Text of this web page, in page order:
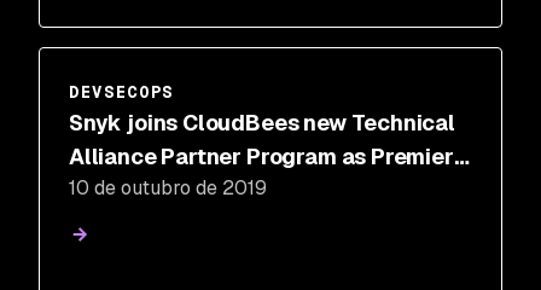
DEVSECOPS
Snyk joins CloudBees new Technical
Alliance Partner Program as Premier
launch member
10 de outubro de 2019